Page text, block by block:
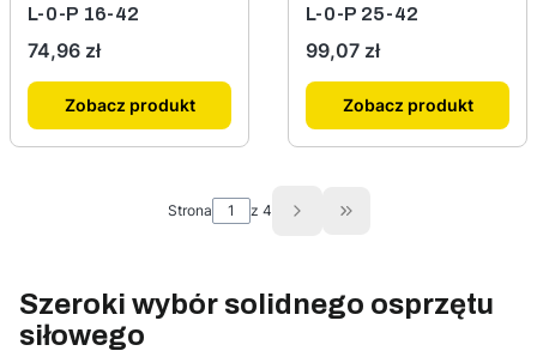
L-0-P 16-42
Cena
74,96 zł
Zobacz produkt
L-0-P 25-42
Cena
99,07 zł
Zobacz produkt
Strona z 4 Przejdź do ostatniej
Szeroki wybór solidnego osprzętu
siłowego